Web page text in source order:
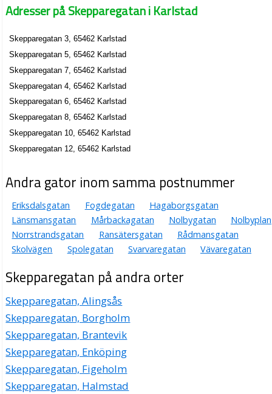
Adresser på Skepparegatan i Karlstad
Skepparegatan 3, 65462 Karlstad
Skepparegatan 5, 65462 Karlstad
Skepparegatan 7, 65462 Karlstad
Skepparegatan 4, 65462 Karlstad
Skepparegatan 6, 65462 Karlstad
Skepparegatan 8, 65462 Karlstad
Skepparegatan 10, 65462 Karlstad
Skepparegatan 12, 65462 Karlstad
Andra gator inom samma postnummer
Eriksdalsgatan Fogdegatan
Hagaborgsgatan
Länsmansgatan
Mårbackagatan Nolbygatan
Nolbyplan
Norrstrandsgatan
Ransätersgatan
Rådmansgatan
Skolvägen
Spolegatan Svarvaregatan Vävaregatan
Skepparegatan på andra orter
Skepparegatan, Alingsås
Skepparegatan, Borgholm
Skepparegatan, Brantevik
Skepparegatan, Enköping
Skepparegatan, Figeholm
Skepparegatan, Halmstad